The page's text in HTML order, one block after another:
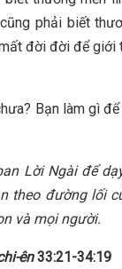
phải biết
đời đời để giới
Bạn làm gì
Lời Ngài để
theo đường lối
và mọi người.
-ên33:21-34:19